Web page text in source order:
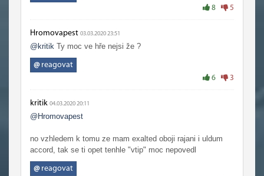
8 5
Hromovapest 03.03.2020 23:51
@kritik Ty moc ve hře nejsi že ?
@reagovat
6 3
kritik 04.03.2020 20:11
@Hromovapest
no vzhledem k tomu ze mam exalted oboji rajani i uldum
accord, tak se ti opet tenhle "vtip" moc nepovedl
@reagovat